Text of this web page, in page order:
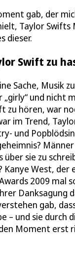
gab, der
Taylor Swifts
dieser.
Swift zu
Sache, Musik
und nicht
zu hören, war
im Trend,
und
über sie zu
Kanye West, der
2009 mal
Danksagung
gab,
– und sie durch
Moment erst